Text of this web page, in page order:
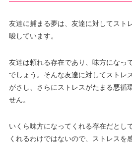
友達に捕まる夢は、友達に対してスト
唆しています。
友達は頼れる存在であり、味方になっ
でしょう。そんな友達に対してストレ
がさし、さらにストレスがたまる悪循
せん。
いくら味方になってくれる存在だとし
くれるわけではないので、ストレスを